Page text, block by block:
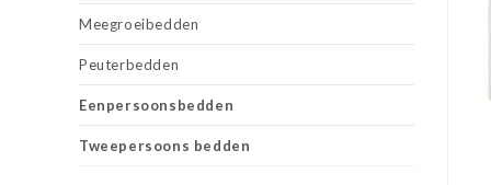
Meegroeibedden
Peuterbedden
Eenpersoonsbedden
Tweepersoons bedden